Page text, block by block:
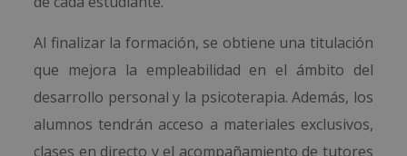
Al finalizar la formación, se obtiene una titulación
que mejora la empleabilidad en el ámbito del
desarrollo personal y la psicoterapia. Además, los
alumnos tendrán acceso a materiales exclusivos,
clases en directo y el acompañamiento de tutores